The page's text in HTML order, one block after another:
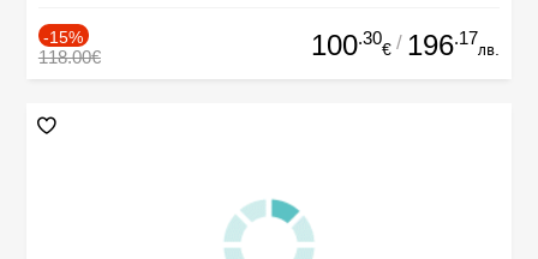
-15%
118.00€ 100.30
€ / 196.17
лв.